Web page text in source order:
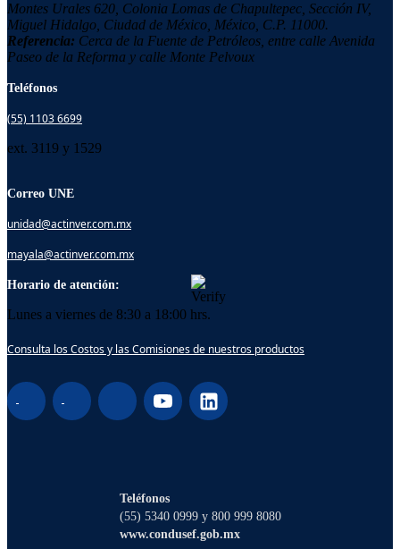
Montes Urales 620, Colonia Lomas de Chapultepec, Sección IV,
Miguel Hidalgo, Ciudad de México, México, C.P. 11000.
Referencia: Cerca de la Fuente de Petróleos, entre calle Avenida
Paseo de la Reforma y calle Monte Pelvoux
Teléfonos
(55) 1103 6699
ext. 3119 y 1529
Correo UNE
unidad@actinver.com.mx
mayala@actinver.com.mx
Horario de atención:
Lunes a viernes de 8:30 a 18:00 hrs.
Consulta los Costos y las Comisiones de nuestros productos
Teléfonos
(55) 5340 0999 y 800 999 8080
www.condusef.gob.mx